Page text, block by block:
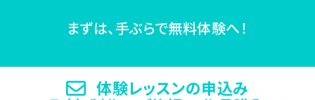
まずは、手ぶらで無料体験へ！
体験レッスンの申込み